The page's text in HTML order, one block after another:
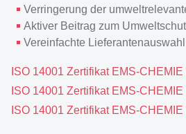
Verringerung der
Aktiver Beitrag zum
Vereinfachte
ISO 14001 Zertifikat EMS-
ISO 14001 Zertifikat EMS-
ISO 14001 Zertifikat EMS-